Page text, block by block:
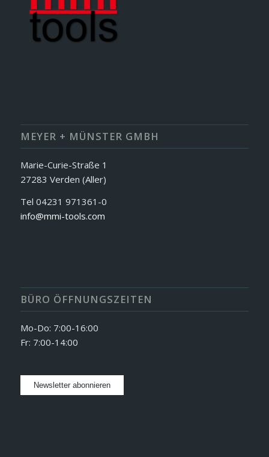
MEYER + MÜNSTER GMBH
Marie-Curie-Straße 1
27283 Verden (Aller)
Tel 04231 971361-0
info@mmi-tools.com
BÜRO ÖFFNUNGSZEITEN
Mo-Do: 7:00-16:00
Fr: 7:00-14:00